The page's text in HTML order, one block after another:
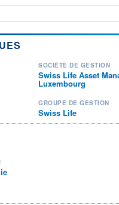
SOCIÉTÉ DE GESTION
Swiss Life Asset
Luxembourg
GROUPE DE GESTION
Swiss Life